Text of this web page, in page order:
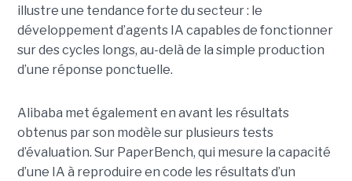
illustre une tendance forte du secteur : le
développement d’agents IA capables de fonctionner
sur des cycles longs, au-delà de la simple production
d’une réponse ponctuelle.
Alibaba met également en avant les résultats
obtenus par son modèle sur plusieurs tests
d’évaluation. Sur PaperBench, qui mesure la capacité
d’une IA à reproduire en code les résultats d’un